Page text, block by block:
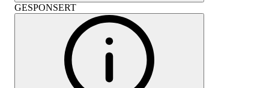
GESPONSERT